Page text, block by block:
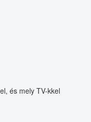
és mely TV-kkel